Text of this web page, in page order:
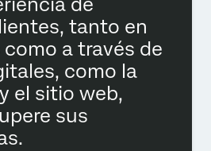
tanto en
a través de
como la
el sitio web,
sus